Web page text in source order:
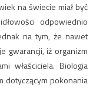
na świecie miał być
odpowiednio
na tym, że nawet
gwarancji, iż organizm
właściciela. Biologia
dotyczącym pokonania